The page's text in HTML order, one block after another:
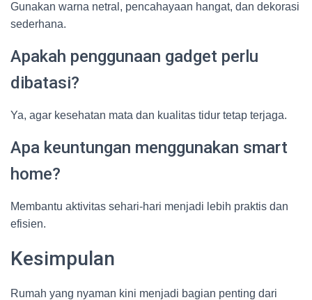
Gunakan warna netral, pencahayaan hangat, dan dekorasi
sederhana.
Apakah penggunaan gadget perlu
dibatasi?
Ya, agar kesehatan mata dan kualitas tidur tetap terjaga.
Apa keuntungan menggunakan smart
home?
Membantu aktivitas sehari-hari menjadi lebih praktis dan
efisien.
Kesimpulan
Rumah yang nyaman kini menjadi bagian penting dari